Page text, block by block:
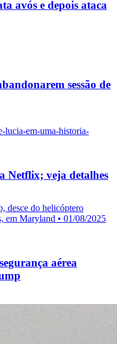
avós e depois ataca
sessão de
Netflix; veja detalhes
aérea